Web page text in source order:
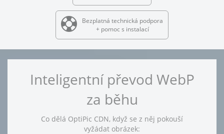
Bezplatná technická podpora
+ pomoc s instalací
Inteligentní převod WebP
za běhu
Co dělá OptiPic CDN, když se z něj pokouší
vyžádat obrázek: